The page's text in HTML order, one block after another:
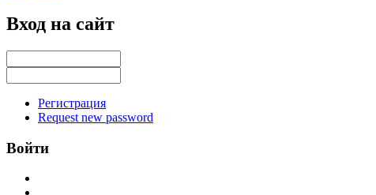
Вход на сайт
Регистрация
Request new password
Войти